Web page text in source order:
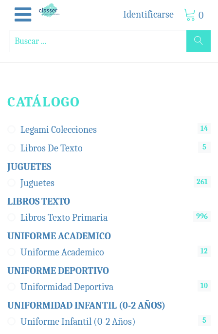
Identificarse 0
CATÁLOGO
Legami Colecciones 14
Libros De Texto 5
JUGUETES
Juguetes
261
LIBROS TEXTO
Libros Texto Primaria
996
UNIFORME ACADEMICO
Uniforme Academico
12
UNIFORME DEPORTIVO
Uniformidad Deportiva
10
UNIFORMIDAD INFANTIL (0-2 AÑOS)
Uniforme Infantil (0-2 Años)
5